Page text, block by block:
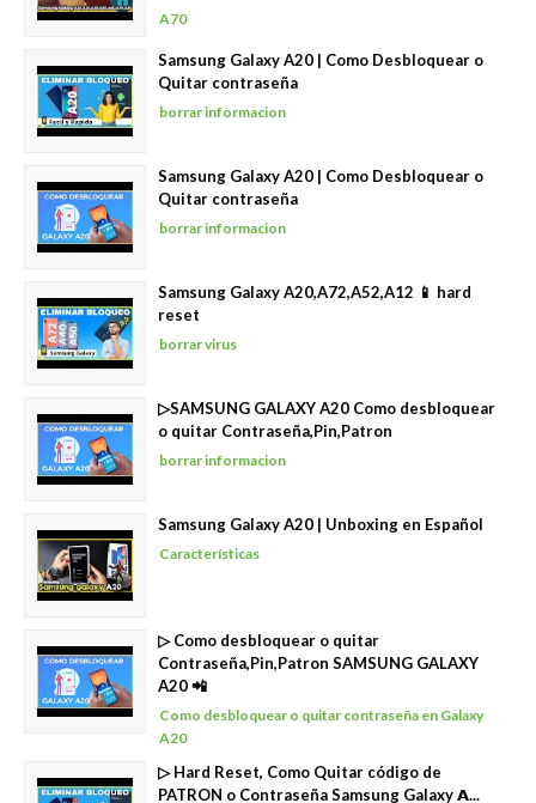
A70
Samsung Galaxy A20 | Como Desbloquear o
Quitar contraseña
borrar informacion
Samsung Galaxy A20 | Como Desbloquear o
Quitar contraseña
borrar informacion
Samsung Galaxy A20,A72,A52,A12 📱 hard
reset
borrar virus
▷SAMSUNG GALAXY A20 Como desbloquear
o quitar Contraseña,Pin,Patron
borrar informacion
Samsung Galaxy A20 | Unboxing en Español
Características
▷ Como desbloquear o quitar
Contraseña,Pin,Patron SAMSUNG GALAXY
A20 📲
Como desbloquear o quitar contraseña en Galaxy
A20
▷ Hard Reset, Como Quitar código de
PATRON o Contraseña Samsung Galaxy 𝗔...